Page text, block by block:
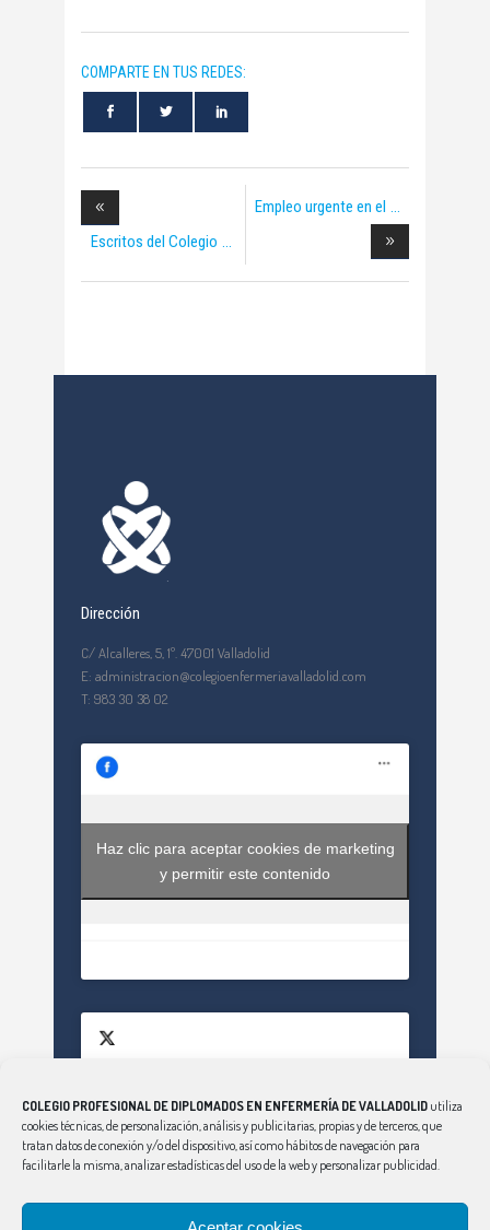
COLEGIO PROFESIONAL DE DIPLOMADOS EN ENFERMERÍA DE VALLADOLID utiliza
cookies técnicas, de personalización, análisis y publicitarias, propias y de terceros, que
tratan datos de conexión y/o del dispositivo, así como hábitos de navegación para
facilitarle la misma, analizar estadísticas del uso de la web y personalizar publicidad.
COMPARTE EN TUS REDES:
Escritos del Colegio
Empleo urgente en el
Dirección
C/ Alcalleres, 5, 1º. 47001 Valladolid
E: administracion@colegioenfermeriavalladolid.com
T: 983 30 38 02
Haz clic para aceptar cookies de marketing
y permitir este contenido
Tweets by EnfValladolid
Haz clic para aceptar cookies de marketing
y permitir este contenido